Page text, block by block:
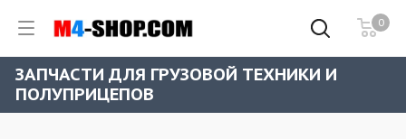
0
ЗАПЧАСТИ ДЛЯ ГРУЗОВОЙ ТЕХНИКИ И
ПОЛУПРИЦЕПОВ